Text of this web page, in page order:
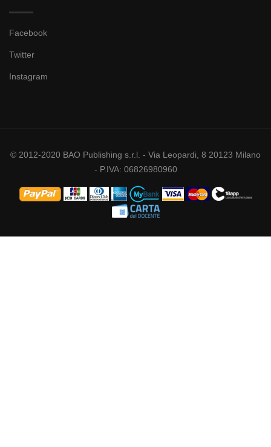
Facebook
Twitter
Instagram
© 2012-2020 BAO Publishing s.r.l. - Via Leopardi, 8 20123 Milano
- P.IVA: 06826980960